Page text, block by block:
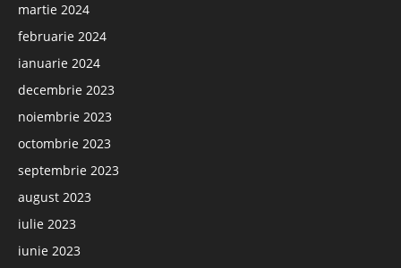
martie 2024
februarie 2024
ianuarie 2024
decembrie 2023
noiembrie 2023
octombrie 2023
septembrie 2023
august 2023
iulie 2023
iunie 2023